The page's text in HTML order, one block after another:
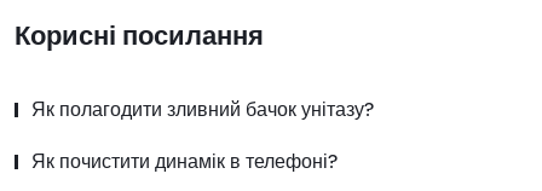
Корисні посилання
Як полагодити зливний бачок унітазу?
Як почистити динамік в телефоні?